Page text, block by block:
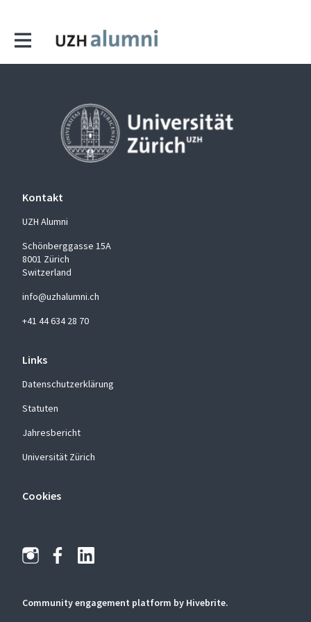
Kontakt
UZH Alumni
Schönberggasse 15A
8001 Zürich
Switzerland
info@uzhalumni.ch
+41 44 634 28 70
Links
Datenschutzerklärung
Statuten
Jahresbericht
Universität Zürich
Cookies
Community engagement platform by Hivebrite.